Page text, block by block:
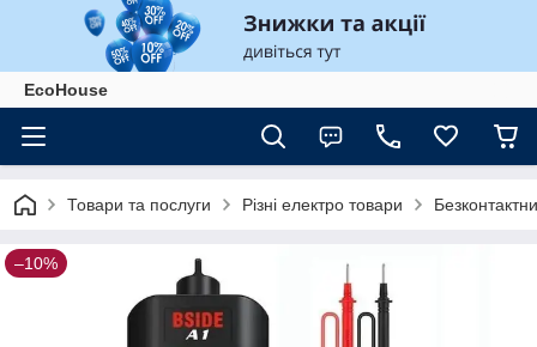
EcoHouse
Товари та послуги Різні електро товари
–10%